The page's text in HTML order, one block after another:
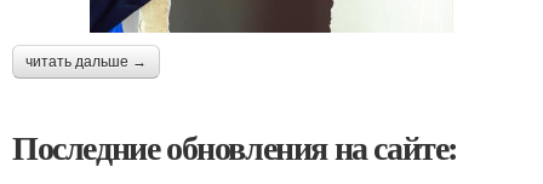
читать дальше →
Последние обновления на сайте: